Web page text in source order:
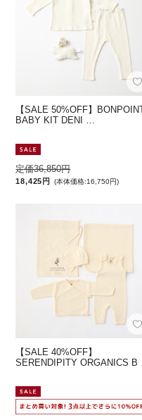
【SALE 50%OFF】
BABY KIT DENI …
定価36,850円
18,425円 (本体価格:16,750円)
【SALE 40%OFF】
SERENDIPITY ORGANICS